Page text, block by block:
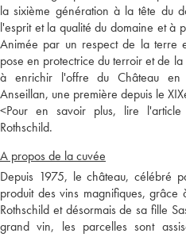
la sixième génération à la tête du
l'esprit et la qualité du domaine et à
Animée par un respect de la terre
pose en protectrice du terroir et de
à enrichir l'offre du Château en
Anseillan, une première depuis le
<Pour en savoir plus, lire
Rothschild.
A propos de la cuvée
Depuis 1975, le château, célébré
produit des vins magnifiques,
Rothschild et désormais de sa fille
grand vin, les parcelles sont